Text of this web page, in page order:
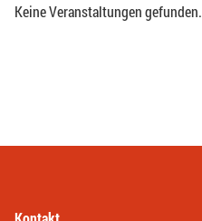
Keine Veranstaltungen gefunden.